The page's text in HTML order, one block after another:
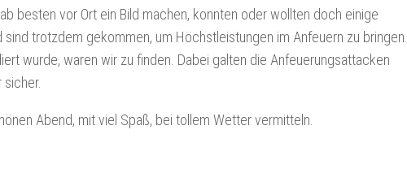
besten vor Ort ein Bild machen, konnten oder wollten doch einige
trotzdem gekommen, um Höchstleistungen im Anfeuern zu bringen.
wurde, waren wir zu finden. Dabei galten die Anfeuerungsattacken
sicher.
Abend, mit viel Spaß, bei tollem Wetter vermitteln.